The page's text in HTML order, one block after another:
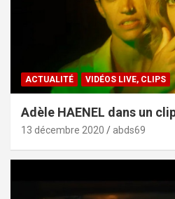
ACTUALITÉ VIDÉOS LIVE, CLIPS
Adèle HAENEL dans un
13 décembre 2020 abds69